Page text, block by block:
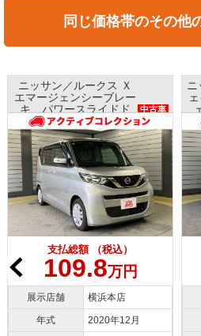
同じ価格帯のその他
ニッサン／ルークス Ｘ
エマージェンシーブレー
キ パワースライドド
ア ナビ 全方位モニタ
ー AAC
中古車
支払総額 （税込）
109.8万円
展示店舗 横浜本店
年式 2020年12月